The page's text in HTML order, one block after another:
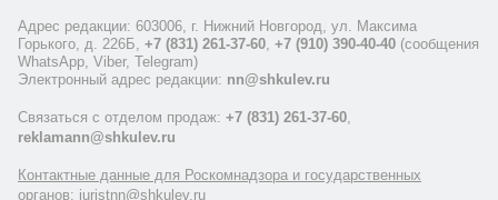
Адрес редакции: 603006, г. Нижний Новгород, ул. Максима
Горького, д. 226Б, +7 (831) 261-37-60, +7 (910) 390-40-40 (сообщения
WhatsApp, Viber, Telegram)
Электронный адрес редакции: nn@shkulev.ru
Связаться с отделом продаж: +7 (831) 261-37-60,
reklamann@shkulev.ru
Контактные данные для Роскомнадзора и государственных
органов: juristnn@shkulev.ru